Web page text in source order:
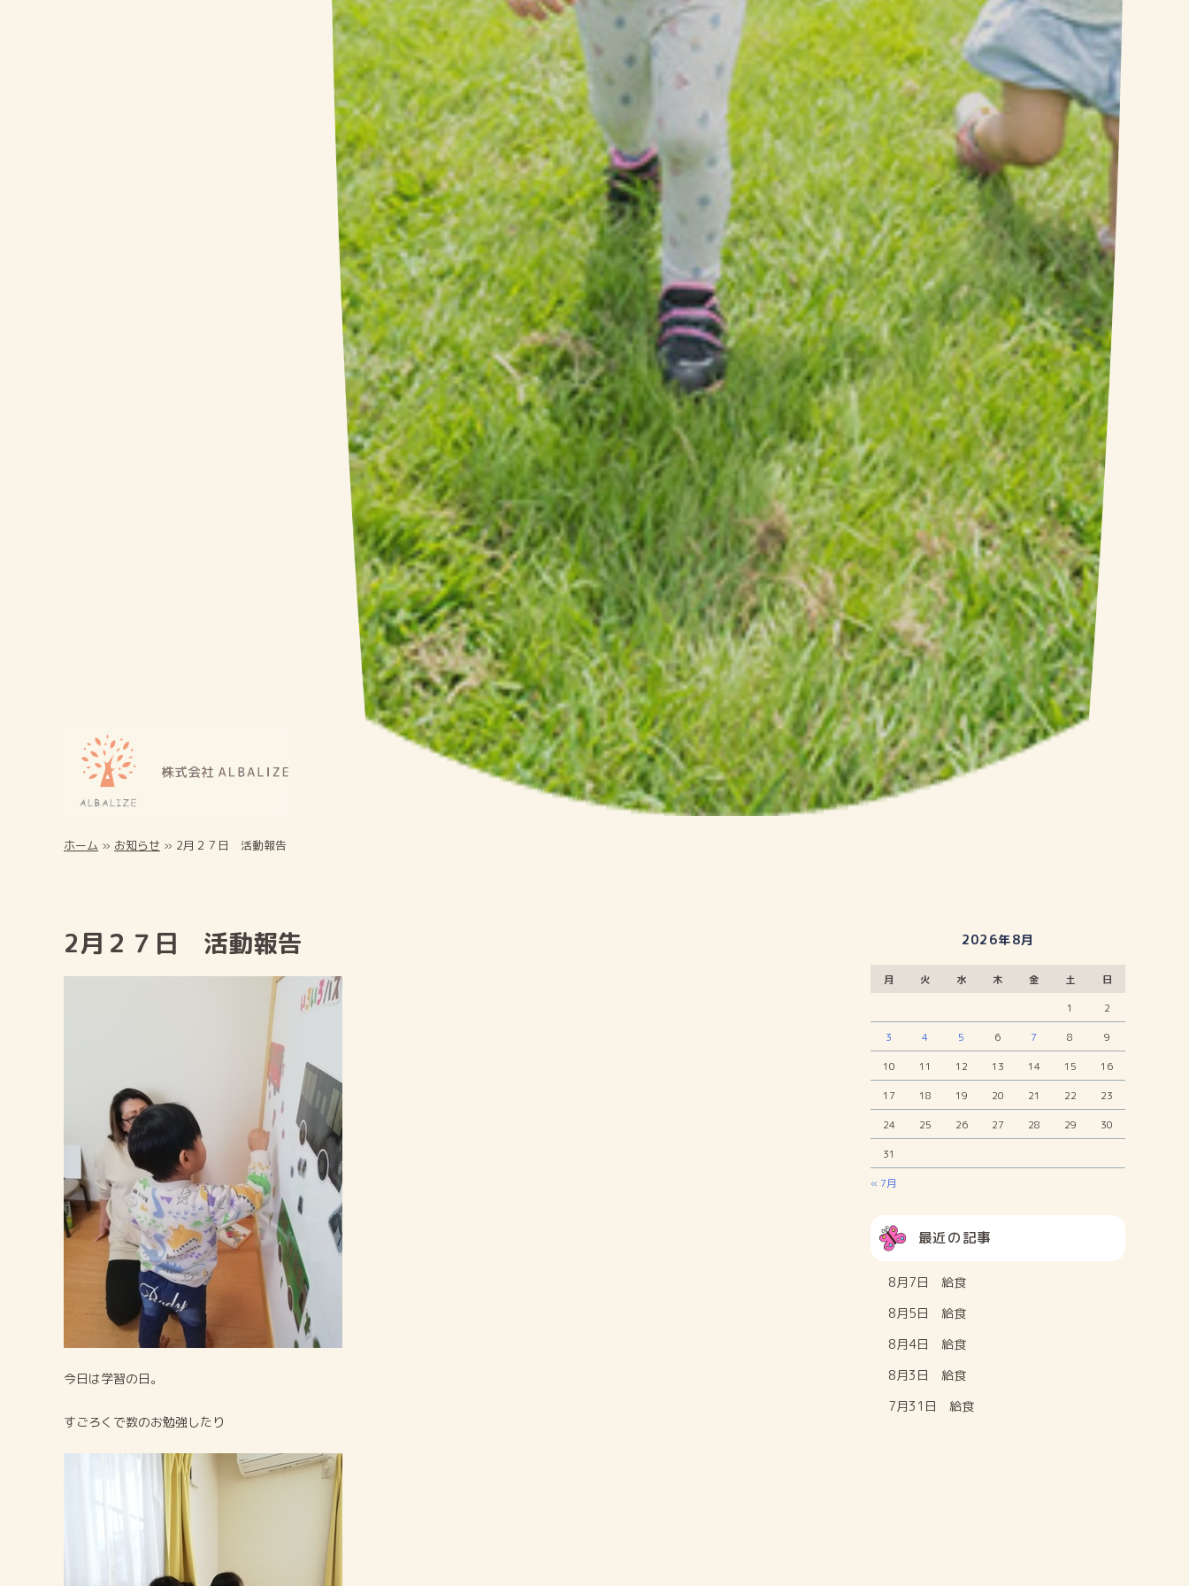
ホーム » お知らせ » 2月２７日 活動報告
2月２７日 活動報告
今日は学習の日。
すごろくで数のお勉強したり
2026年8月
月 火 水 木 金 土 日
« 7月
1 2
3 4 5 6 7 8 9
10 11 12 13 14 15 16
17 18 19 20 21 22 23
24 25 26 27 28 29 30
31
最近の記事
8月7日 給食
8月5日 給食
8月4日 給食
8月3日 給食
7月31日 給食